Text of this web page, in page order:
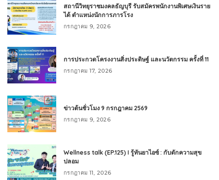
สถานีวิทยุราชมงคลธัญบุรี รับสมัครพนักงานพิเศษเงินราย
ได้ ตำแหน่งนักการภารโรง
กรกฎาคม 9, 2026
การประกวดโครงงานสิ่งประดิษฐ์ และนวัตกรรม ครั้งที่ 11
กรกฎาคม 17, 2026
ข่าวต้นชั่วโมง 9 กรกฎาคม 2569
กรกฎาคม 9, 2026
Wellness talk (EP.125) I รู้ทันยาไอซ์ : กับดักความสุข
ปลอม
กรกฎาคม 11, 2026